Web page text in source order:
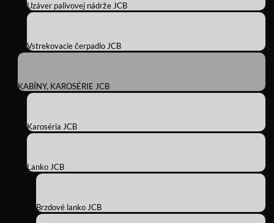
Uzáver palivovej nádrže JCB
Vstrekovacie čerpadlo JCB
KABÍNY, KAROSÉRIE JCB
Karoséria JCB
Lanko JCB
Brzdové lanko JCB